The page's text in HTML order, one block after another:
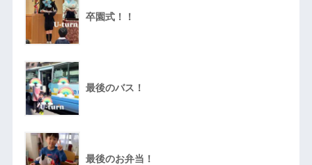
卒園式！！
最後のバス！
最後のお弁当！